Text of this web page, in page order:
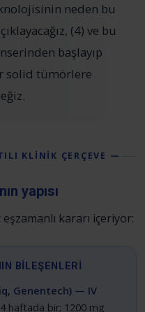
neden bu
(4) ve bu
başlayıp
solid tümörlere
KLİNİK ÇERÇEVE —
yapısı
eşzamanlı kararı içeriyor:
BİLEŞENLERİ
Genentech) — IV
haftada bir; 1200 mg